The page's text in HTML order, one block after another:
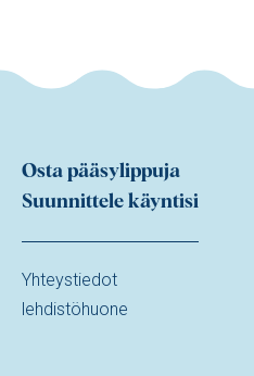
Osta pääsylippuja
Suunnittele käyntisi
Yhteystiedot
lehdistöhuone